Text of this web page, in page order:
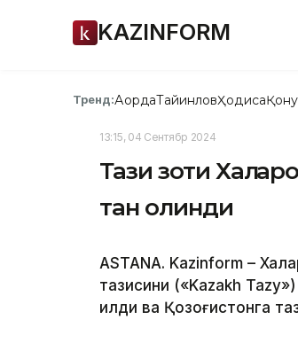
KAZINFORM
Тренд:АқордаТайинловҲодиса
13:15, 04 Сентябр 2024
Тази зоти
тан олинди
ASTANA. Kazinform –
тазисини («Kazakh
қилди ва Қозоғистонга